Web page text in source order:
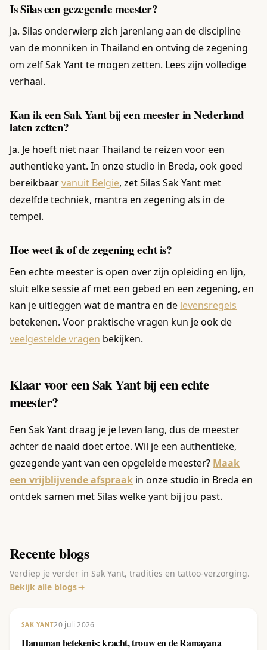
Is Silas een gezegende meester?
Ja. Silas onderwierp zich jarenlang aan de discipline
van de monniken in Thailand en ontving de zegening
om zelf Sak Yant te mogen zetten. Lees zijn volledige
verhaal.
Kan ik een Sak Yant bij een meester in Nederland
laten zetten?
Ja. Je hoeft niet naar Thailand te reizen voor een
authentieke yant. In onze studio in Breda, ook goed
bereikbaarvanuit Belgie, zet Silas Sak Yant met
dezelfde techniek, mantra en zegening als in de
tempel.
Hoe weet ik of de zegening echt is?
Een echte meester is open over zijn opleiding en lijn,
sluit elke sessie af met een gebed en een zegening, en
kan je uitleggen wat de mantra en de levensregels
betekenen. Voor praktische vragen kun je ook de
veelgestelde vragen bekijken.
Klaar voor een Sak Yant bij een echte
meester?
Een Sak Yant draag je je leven lang, dus de meester
achter de naald doet ertoe. Wil je een authentieke,
gezegende yant van een opgeleide meester? Maak
een vrijblijvende afspraak in onze studio in Breda en
ontdek samen met Silas welke yant bij jou past.
Recente blogs
Verdiep je verder in Sak Yant, tradities en tattoo-verzorging.
Bekijk alle blogs
SAK YANT20 juli 2026
Hanuman betekenis: kracht, trouw en de Ramayana